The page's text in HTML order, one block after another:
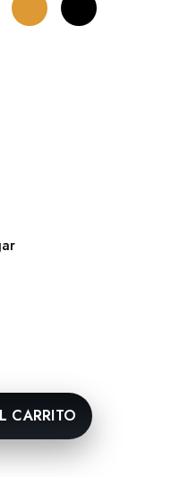
CARRITO